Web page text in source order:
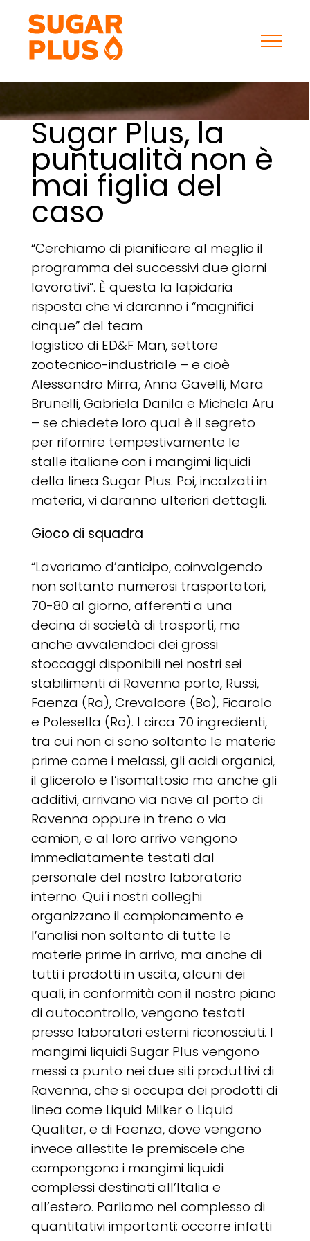
content
Sugar Plus, la
puntualità non è
mai figlia del
caso
“Cerchiamo di pianificare al meglio il
programma dei successivi due giorni
lavorativi”. È questa la lapidaria
risposta che vi daranno i “magnifici
cinque” del team
logistico di ED&F Man, settore
zootecnico-industriale – e cioè
Alessandro Mirra, Anna Gavelli, Mara
Brunelli, Gabriela Danila e Michela Aru
– se chiedete loro qual è il segreto
per rifornire tempestivamente le
stalle italiane con i mangimi liquidi
della linea Sugar Plus. Poi, incalzati in
materia, vi daranno ulteriori dettagli.
Gioco di squadra
“Lavoriamo d’anticipo, coinvolgendo
non soltanto numerosi trasportatori,
70-80 al giorno, afferenti a una
decina di società di trasporti, ma
anche avvalendoci dei grossi
stoccaggi disponibili nei nostri sei
stabilimenti di Ravenna porto, Russi,
Faenza (Ra), Crevalcore (Bo), Ficarolo
e Polesella (Ro). I circa 70 ingredienti,
tra cui non ci sono soltanto le materie
prime come i melassi, gli acidi organici,
il glicerolo e l’isomaltosio ma anche gli
additivi, arrivano via nave al porto di
Ravenna oppure in treno o via
camion, e al loro arrivo vengono
immediatamente testati dal
personale del nostro laboratorio
interno. Qui i nostri colleghi
organizzano il campionamento e
l’analisi non soltanto di tutte le
materie prime in arrivo, ma anche di
tutti i prodotti in uscita, alcuni dei
quali, in conformità con il nostro piano
di autocontrollo, vengono testati
presso laboratori esterni riconosciuti. I
mangimi liquidi Sugar Plus vengono
messi a punto nei due siti produttivi di
Ravenna, che si occupa dei prodotti di
linea come Liquid Milker o Liquid
Qualiter, e di Faenza, dove vengono
invece allestite le premiscele che
compongono i mangimi liquidi
complessi destinati all’Italia e
all’estero. Parliamo nel complesso di
quantitativi importanti; occorre infatti